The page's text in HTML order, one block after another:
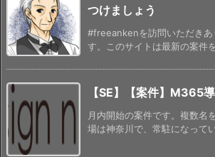
つけましょう
#freeankenを訪問いただきあ
す。このサイトは最新の案件
【SE】【案件】M365
月内開始の案件です。複数名
場は神奈川で、常駐になって